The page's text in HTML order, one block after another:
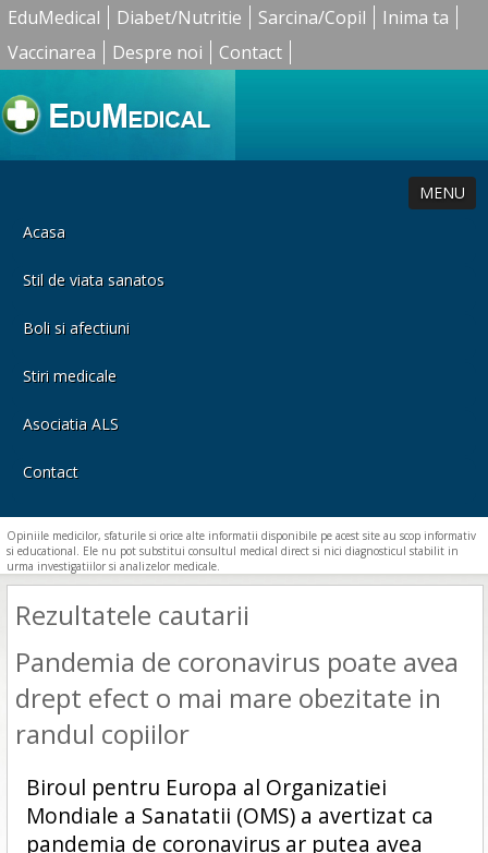
EduMedical Diabet/Nutritie Sarcina/Copil
Inima ta
Vaccinarea
Despre noi Contact
MENU
Acasa
Stil de viata sanatos
Boli si afectiuni
Stiri medicale
Asociatia ALS
Contact
Opiniile medicilor, sfaturile si orice alte informatii disponibile pe acest site au scop informativ
si educational. Ele nu pot substitui consultul medical direct si nici diagnosticul stabilit in
urma investigatiilor si analizelor medicale.
Rezultatele cautarii
Pandemia de coronavirus poate avea
drept efect o mai mare obezitate in
randul copiilor
Biroul pentru Europa al Organizatiei
Mondiale a Sanatatii (OMS) a avertizat ca
pandemia de coronavirus ar putea avea